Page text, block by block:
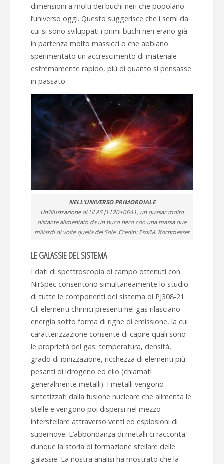
dimensioni a molti dei buchi neri che popolano
l’universo oggi. Questo suggerisce che i semi da
cui si sono sviluppati i primi buchi neri erano già
in partenza molto massicci o che abbiano
sperimentato un accrescimento di materiale
estremamente rapido, più di quanto si pensasse
in passato.
NELL’UNIVERSO PRIMORDIALE
Un’illustrazione di ULAS J1120+0641, un quasar molto
distante alimentato da un buco nero con una massa due
miliardi di volte quella del Sole. Crediti: Eso/M. Kornmesser
LE GALASSIE DEL SISTEMA
I dati di spettroscopia di campo ottenuti con
NirSpec consentono simultaneamente lo studio
di tutte le componenti del sistema di PJ308-21.
Gli elementi chimici presenti nel gas rilasciano
energia sotto forma di righe di emissione, la cui
caratterizzazione consente di capire quali sono
le proprietà del gas: temperatura, densità,
grado di ionizzazione, ricchezza di elementi più
pesanti di idrogeno ed elio (chiamati
generalmente metalli). I metalli vengono
sintetizzati dalla fusione nucleare che alimenta le
stelle e vengono poi dispersi nel mezzo
interstellare attraverso venti ed esplosioni di
supernove. L’abbondanza di metalli ci racconta
dunque la storia di formazione stellare delle
galassie. La nostra analisi ha mostrato che la